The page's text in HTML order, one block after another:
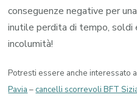
conseguenze negative per
inutile perdita di tempo, soldi
incolumità!
Potresti essere anche interessato
Pavia –cancelli scorrevoli BFT